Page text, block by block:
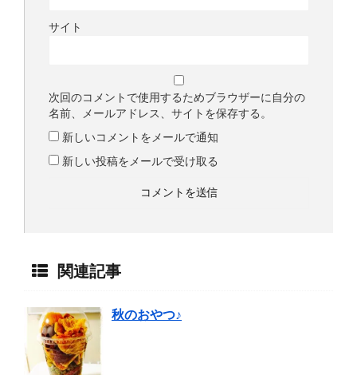
サイト
次回のコメントで使用するためブラウザーに自分の
名前、メールアドレス、サイトを保存する。
新しいコメントをメールで通知
新しい投稿をメールで受け取る
関連記事
秋のおやつ♪